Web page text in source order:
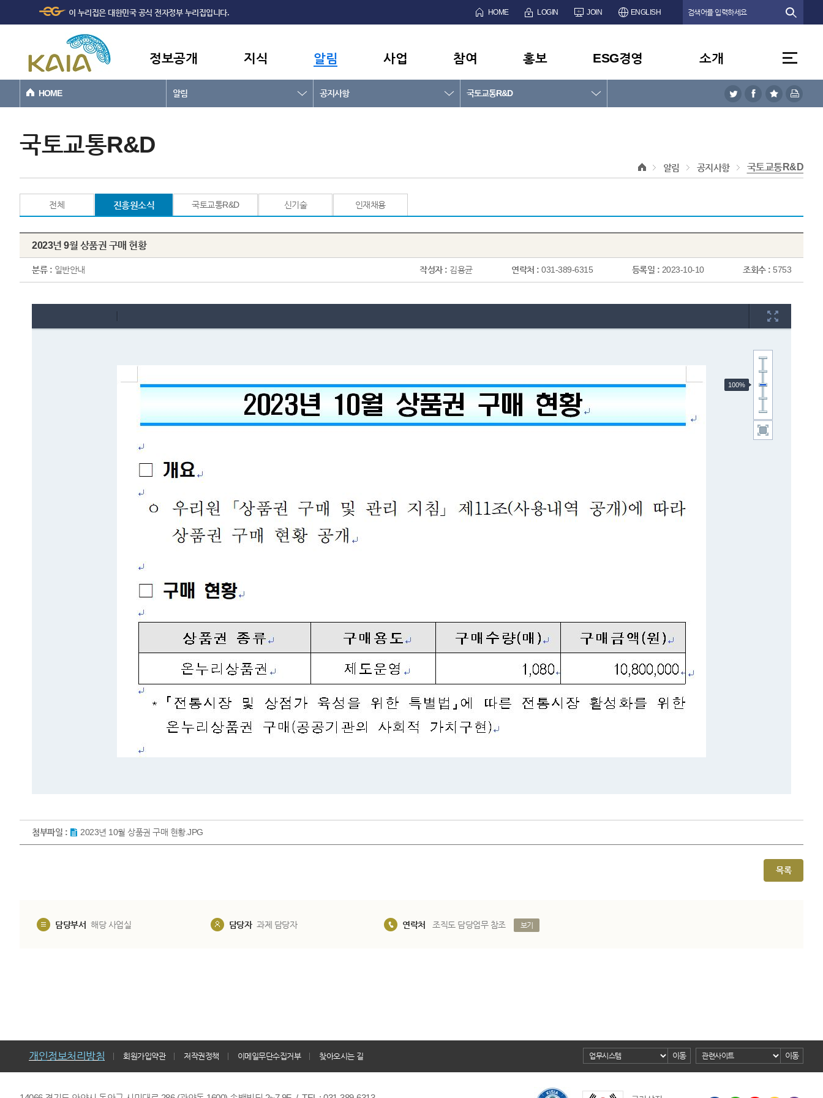
본문바로가기
이 누리집은 대한민국 공식 전자정부 누리집입니다. HOME LOGIN JOIN ENGLISH
정보공개 지식 알림 사업 참여 홍보 ESG경영 소개
HOME 알림 공지사항 국토교통R&D
국토교통R&D
알림 공지사항 국토교통R&D
전체 진흥원소식 국토교통R&D 신기술 인재채용
2023년 9월 상품권 구매 현황
분류 : 일반안내 작성자 : 김용균 연락처 : 031-389-6315 등록일 : 2023-10-10 조회수 : 5753
첨부파일 : 2023년 10월 상품권 구매 현황.JPG
목록
담당부서 해당 사업실 담당자 과제 담당자 연락처 조직도 담당업무 참조 보기
개인정보처리방침 회원가입약관 저작권정책 이메일무단수집거부 찾아오시는 길 이동 이동